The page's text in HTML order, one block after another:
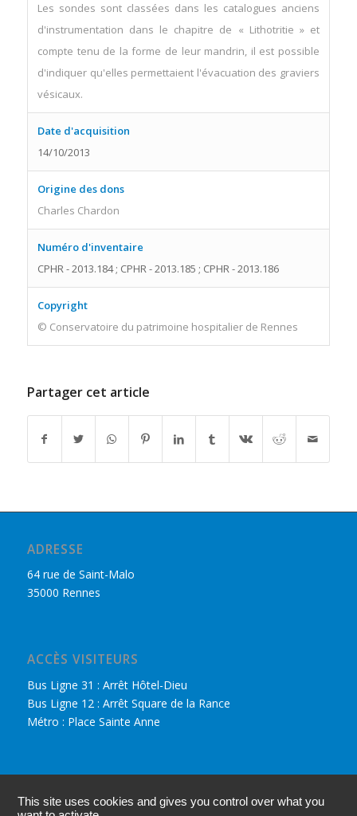
Les sondes sont classées dans les catalogues anciens
d'instrumentation dans le chapitre de « Lithotritie » et
compte tenu de la forme de leur mandrin, il est possible
d'indiquer qu'elles permettaient l'évacuation des graviers
vésicaux.
Date d'acquisition
14/10/2013
Origine des dons
Charles Chardon
Numéro d'inventaire
CPHR - 2013.184 ; CPHR - 2013.185 ; CPHR - 2013.186
Copyright
© Conservatoire du patrimoine hospitalier de Rennes
Partager cet article
ADRESSE
64 rue de Saint-Malo
35000 Rennes
ACCÈS VISITEURS
Bus Ligne 31 : Arrêt Hôtel-Dieu
Bus Ligne 12 : Arrêt Square de la Rance
Métro : Place Sainte Anne
This site uses cookies and gives you control over what you